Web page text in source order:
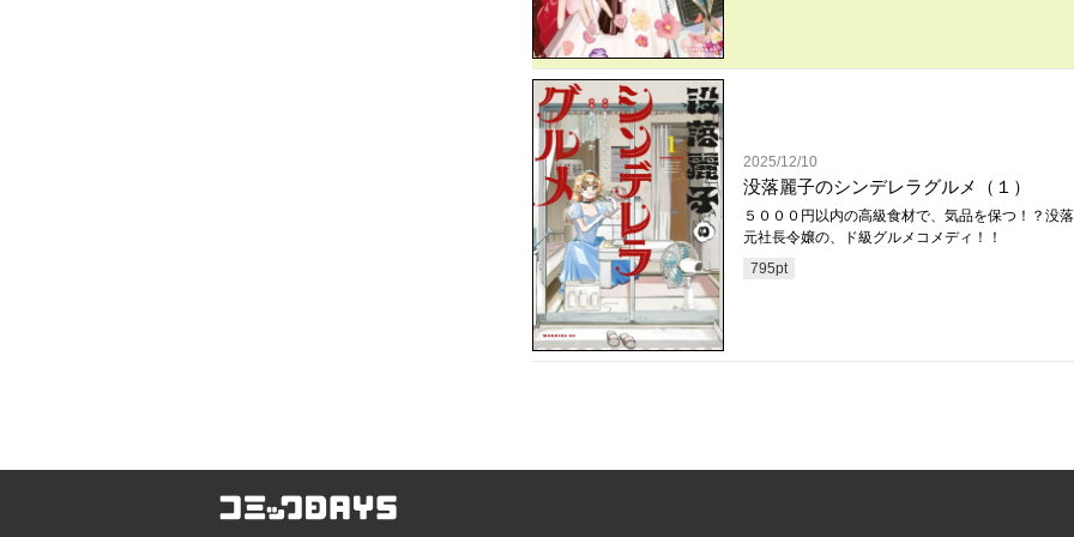
2025/12/10
没落麗子のシンデレラグルメ（１）
５０００円以内の高級食材で、気品を保つ！？没
元社長令嬢の、ド級グルメコメディ！！
795pt
コミックDAYS